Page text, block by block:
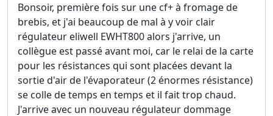
Bonsoir, première fois sur une cf+ à fromage de
brebis, et j'ai beaucoup de mal à y voir clair
régulateur eliwell EWHT800 alors j'arrive, un
collègue est passé avant moi, car le relai de la carte
pour les résistances qui sont placées devant la
sortie d'air de l'évaporateur (2 énormes résistance)
se colle de temps en temps et il fait trop chaud.
J'arrive avec un nouveau régulateur dommage